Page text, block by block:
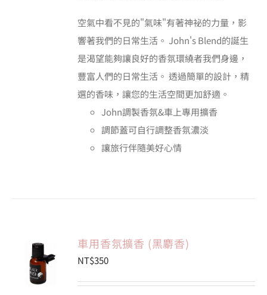
空氣中看不見的"氣味"有著神祕的力量，影
響著我們的日常生活。 John's Blend的誕生
是渴望能夠讓良好的香氛環繞者我們身邊，
豐富人們的日常生活。 透過簡單的設計，精
選的香味，讓您的生活空間更加舒適。
John調製香氛&車上專用擴香
調節蓋可自行調整香氛濃淡
讓旅行伴隨美好心情
加入購
詳
情
車用香氛擴香 (黑麝香)
NT$350